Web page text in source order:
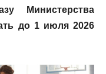
Министерства
до 1 июля 2026